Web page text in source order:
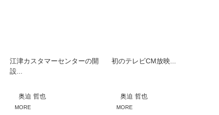
江津カスタマーセンターの開
設...
奥迫 哲也
MORE
初のテレビCM放映...
奥迫 哲也
MORE